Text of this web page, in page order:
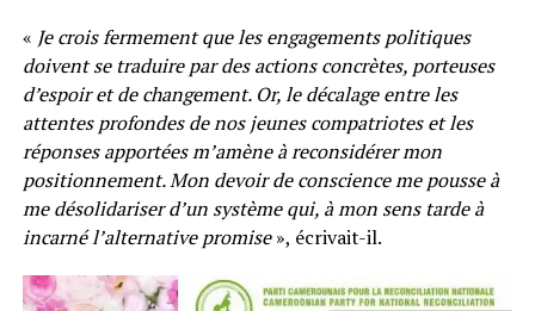
« Je crois fermement que les engagements politiques
doivent se traduire par des actions concrètes, porteuses
d’espoir et de changement. Or, le décalage entre les
attentes profondes de nos jeunes compatriotes et les
réponses apportées m’amène à reconsidérer mon
positionnement. Mon devoir de conscience me pousse à
me désolidariser d’un système qui, à mon sens tarde à
incarné l’alternative promise», écrivait-il.